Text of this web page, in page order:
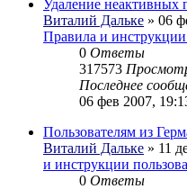
Удаление неактивных
Виталий Дальке » 06
Правила и
0 Ответы
317573
Последнее
06 фев 2007,
Пользователям из
Виталий Дальке » 11
и инструкции
0 Ответы